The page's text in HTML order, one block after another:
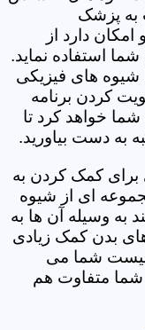
به پزشک
دارد از
استفاده نماید.
شیوه های فیزیکی
کردن برنامه
خواهد کرد تا
به دست بیاورید.
برای کمک کردن به
ای از شیوه
به وسیله آن ها به
بدن کمک زیادی
شما می
شما متفاوت هم